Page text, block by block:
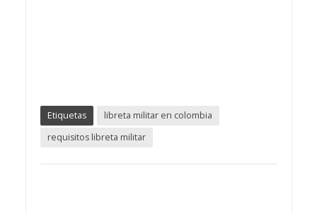
Etiquetas
libreta militar en colombia
requisitos libreta militar